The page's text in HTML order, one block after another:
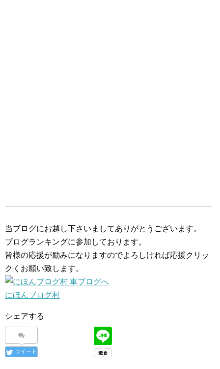
当ブログにお越し下さいましてありがとうございます。
ブログランキングに参加しております。
皆様の応援が励みになりますのでよろしければ応援クリッ
クくお願い致します。
にほんブログ村
シェアする
ツイート